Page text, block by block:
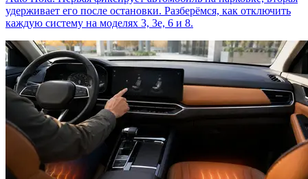
удерживает его после остановки. Разберёмся, как отключить
каждую систему на моделях 3, 3е, 6 и 8.